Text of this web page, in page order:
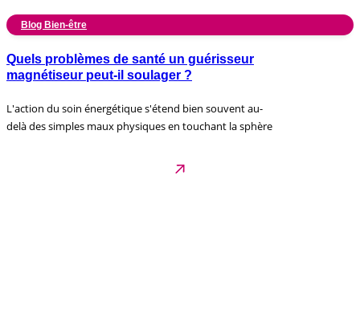
Blog Bien-être
Quels problèmes de santé un guérisseur
magnétiseur peut-il soulager ?
L'action du soin énergétique s'étend bien souvent au-
delà des simples maux physiques en touchant la sphère